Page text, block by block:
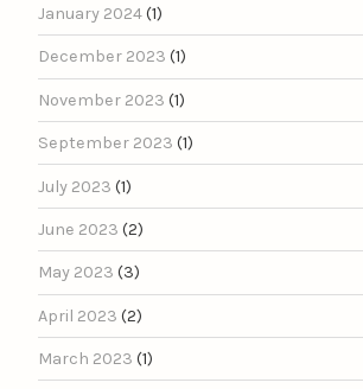
January 2024(1)
December 2023 (1)
November 2023 (1)
September 2023 (1)
July 2023 (1)
June 2023 (2)
May 2023 (3)
April 2023 (2)
March 2023 (1)